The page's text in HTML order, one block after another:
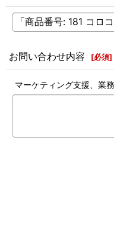
お問い合わせ内容 [必須]
マーケティング支援、業